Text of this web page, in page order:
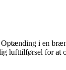
i en
lufttilførsel for at